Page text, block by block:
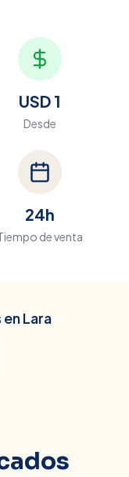
USD 1
Desde
24h
de venta
enLara